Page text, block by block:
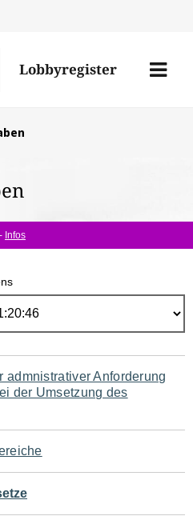
Lobbyregister
Menü
Infos
admnistrativer Anforderung
der Umsetzung des